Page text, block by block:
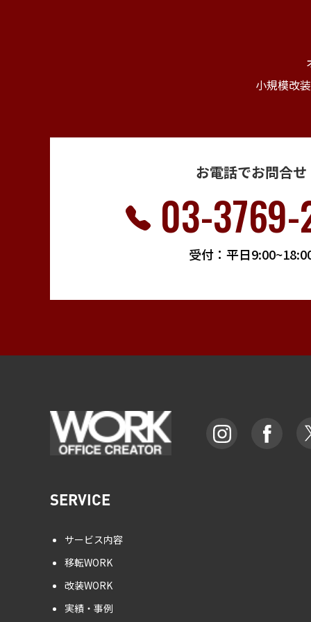
小規模改
お電話でお問合せ
03-
受付：平日
SERVICE
サービス内容
移転WORK
改装WORK
実績・事例